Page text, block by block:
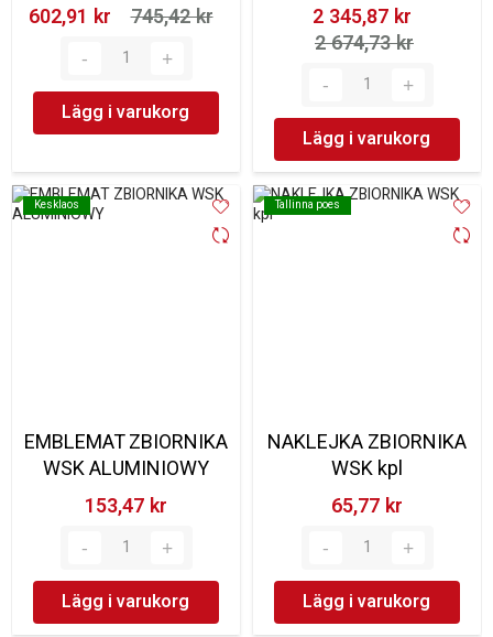
602,91 kr‎
745,42 kr‎
Lägg i varukorg
2 345,87 kr‎
2 674,73 kr‎
Lägg i varukorg
Kesklaos
Kesklaos
EMBLEMAT ZBIORNIKA
WSK ALUMINIOWY
153,47 kr‎
Lägg i varukorg
Tallinna poes
Tallinna poes
NAKLEJKA ZBIORNIKA
WSK kpl
65,77 kr‎
Lägg i varukorg